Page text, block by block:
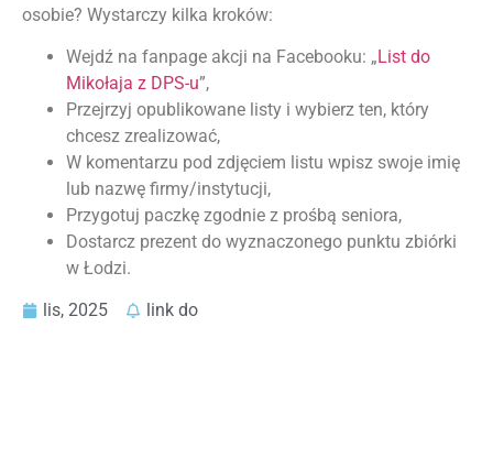
osobie? Wystarczy kilka kroków:
Wejdź na fanpage akcji na Facebooku: „List do
Mikołaja z DPS-u”,
Przejrzyj opublikowane listy i wybierz ten, który
chcesz zrealizować,
W komentarzu pod zdjęciem listu wpisz swoje imię
lub nazwę firmy/instytucji,
Przygotuj paczkę zgodnie z prośbą seniora,
Dostarcz prezent do wyznaczonego punktu zbiórki
w Łodzi.
lis, 2025 link do